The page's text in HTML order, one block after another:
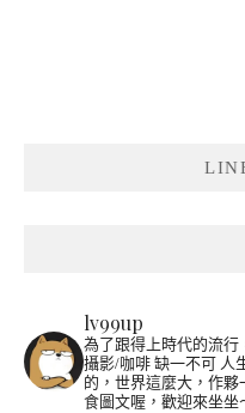
lv99up
為了跟得上時代的流行
攝影/咖啡 缺一不可 人
的，世界這麼大，作
食圖文喔，歡迎來坐坐